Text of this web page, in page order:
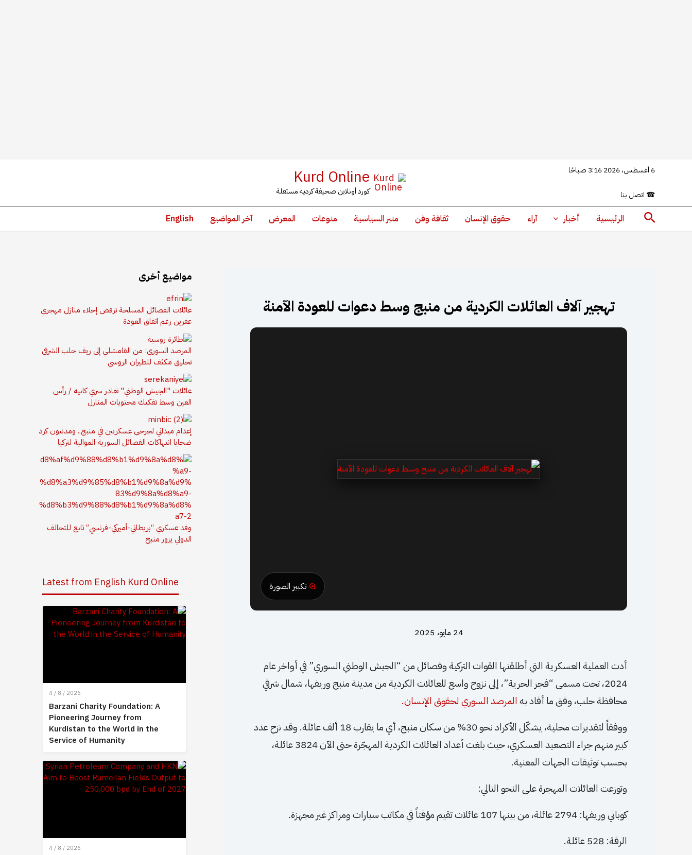
المحتوى
6 أغسطس، 2026 3:16 صباحًا
☎ اتصل بنا
Kurd Online
كورد أونلاين صحيفة كردية مستقلة
البحث الرئيسية أخبار آراء حقوق الإنسان ثقافة وفن منبر السياسية منوعات المعرض آخر المواضيع English
تهجير آلاف العائلات الكردية من منبج وسط دعوات للعودة الآمنة
تكبير الصورة
24 مايو، 2025
أدت العملية العسكرية التي أطلقتها القوات التركية وفصائل من “الجيش الوطني السوري” في أواخر عام
2024، تحت مسمى “فجر الحرية”، إلى نزوح واسع للعائلات الكردية من مدينة منبج وريفها، شمال شرقي
محافظة حلب، وفق ما أفاد به المرصد السوري لحقوق الإنسان.
ووفقاً لتقديرات محلية، يشكّل الأكراد نحو 30% من سكان منبج، أي ما يقارب 18 ألف عائلة. وقد نزح عدد
كبير منهم جراء التصعيد العسكري، حيث بلغت أعداد العائلات الكردية المهجّرة حتى الآن 3824 عائلة،
بحسب توثيقات الجهات المعنية.
وتوزعت العائلات المهجرة على النحو التالي:
كوباني وريفها: 2794 عائلة، من بينها 107 عائلات تقيم مؤقتاً في مكاتب سيارات ومراكز غير مجهزة.
الرقة: 528 عائلة.
مواضيع أخرى
عائلات الفصائل المسلحة ترفض إخلاء منازل مهجري
عفرين رغم اتفاق العودة
المرصد السوري: من القامشلي إلى ريف حلب الشرقي
تحليق مكثف للطيران الروسي
عائلات "الجيش الوطني" تغادر سري كانيه / رأس
العين وسط تفكيك محتويات المنازل
إعدام ميداني لجرحى عسكريين في منبج.. ومدنيون كرد
ضحايا انتهاكات الفصائل السورية الموالية لتركيا
وفد عسكري “بريطاني-أميركي-فرنسي” تابع للتحالف
الدولي يزور منبج
Latest from English Kurd Online
4 / 8 / 2026
Barzani Charity Foundation: A
Pioneering Journey from
Kurdistan to the World in the
Service of Humanity
4 / 8 / 2026